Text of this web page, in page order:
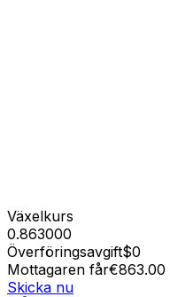
Växelkurs
0.863000
Överföringsavgift$0
Mottagaren får€863.00
Skicka nu